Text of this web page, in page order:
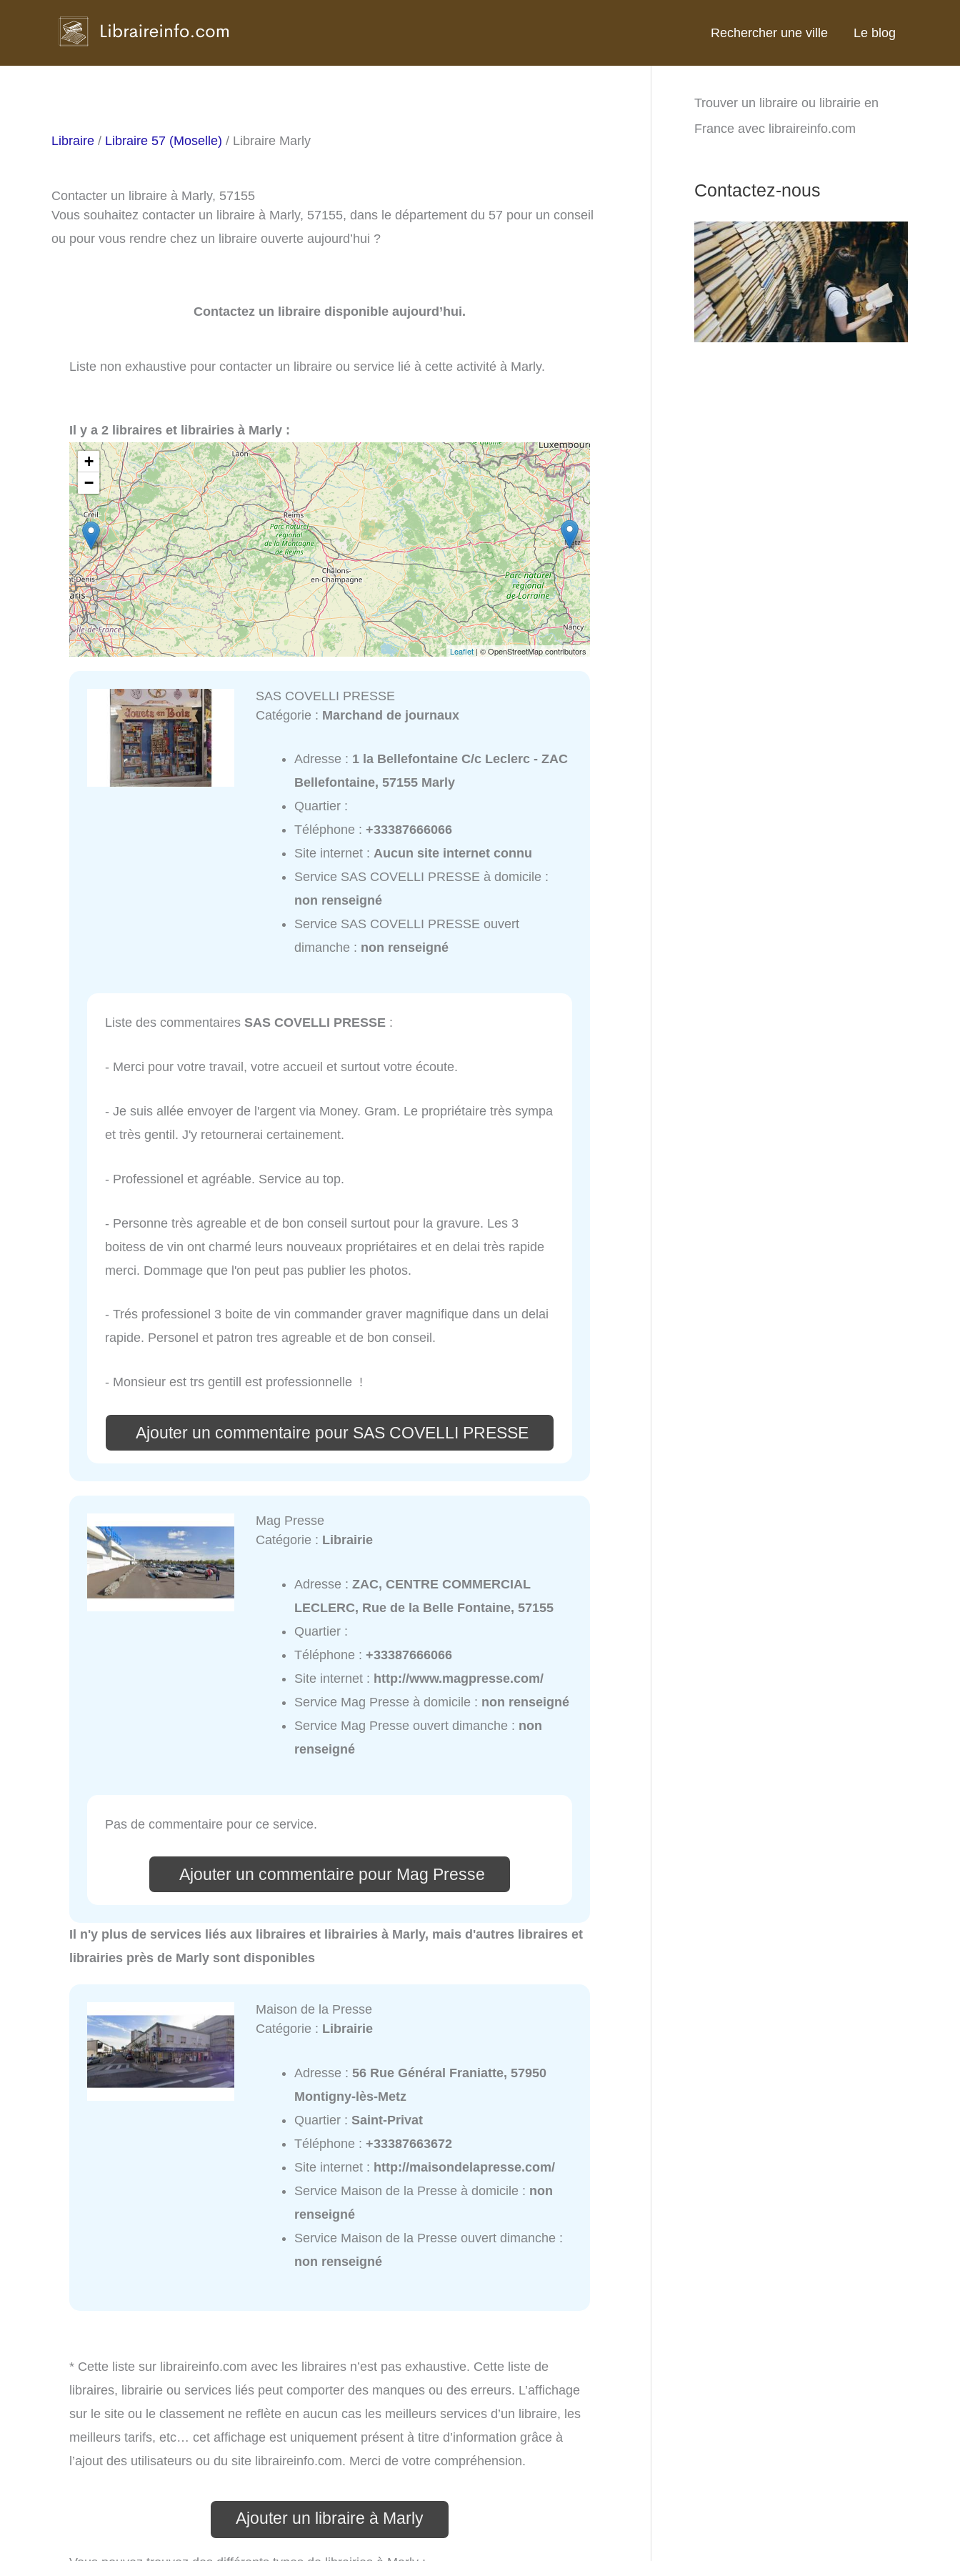
Rechercher une ville Le blog
Libraire / Libraire 57 (Moselle) / Libraire Marly
Contacter un libraire à Marly, 57155
Vous souhaitez contacter un libraire à Marly, 57155, dans le département du 57 pour un conseil
ou pour vous rendre chez un libraire ouverte aujourd’hui ?
Contactez un libraire disponible aujourd’hui.
Liste non exhaustive pour contacter un libraire ou service lié à cette activité à Marly.
Il y a 2 libraires et librairies à Marly :
+
−
Leaflet| © OpenStreetMap contributors
SAS COVELLI PRESSE
Catégorie : Marchand de journaux
Adresse : 1 la Bellefontaine C/c Leclerc - ZAC
Bellefontaine, 57155 Marly
Quartier :
Téléphone :+33387666066
Site internet :Aucun site internet connu
Service SAS COVELLI PRESSE à domicile :
non renseigné
Service SAS COVELLI PRESSE ouvert
dimanche : non renseigné
Liste des commentaires SAS COVELLI PRESSE :
- Merci pour votre travail, votre accueil et surtout votre écoute.
- Je suis allée envoyer de l'argent via Money. Gram. Le propriétaire très sympa
et très gentil. J'y retournerai certainement.
- Professionel et agréable. Service au top.
- Personne très agreable et de bon conseil surtout pour la gravure. Les 3
boitess de vin ont charmé leurs nouveaux propriétaires et en delai très rapide
merci. Dommage que l'on peut pas publier les photos.
- Trés professionel 3 boite de vin commander graver magnifique dans un delai
rapide. Personel et patron tres agreable et de bon conseil.
- Monsieur est trs gentill est professionnelle !
Ajouter un commentaire pour SAS COVELLI PRESSE
Mag Presse
Catégorie : Librairie
Adresse :ZAC, CENTRE COMMERCIAL
LECLERC, Rue de la Belle Fontaine, 57155
Quartier :
Téléphone :+33387666066
Site internet : http://www.magpresse.com/
Service Mag Presse à domicile : non renseigné
Service Mag Presse ouvert dimanche : non
renseigné
Pas de commentaire pour ce service.
Ajouter un commentaire pour Mag Presse
Il n'y plus de services liés aux libraires et librairies à Marly, mais d'autres libraires et
librairies près de Marly sont disponibles
Maison de la Presse
Catégorie : Librairie
Adresse :56 Rue Général Franiatte, 57950
Montigny-lès-Metz
Quartier :Saint-Privat
Téléphone :+33387663672
Site internet : http://maisondelapresse.com/
Service Maison de la Presse à domicile : non
renseigné
Service Maison de la Presse ouvert dimanche :
non renseigné
* Cette liste sur libraireinfo.com avec les libraires n’est pas exhaustive. Cette liste de
libraires, librairie ou services liés peut comporter des manques ou des erreurs. L’affichage
sur le site ou le classement ne reflète en aucun cas les meilleurs services d’un libraire, les
meilleurs tarifs, etc… cet affichage est uniquement présent à titre d’information grâce à
l’ajout des utilisateurs ou du site libraireinfo.com. Merci de votre compréhension.
Ajouter un libraire à Marly
Trouver un libraire ou librairie en
France avec libraireinfo.com
Contactez-nous